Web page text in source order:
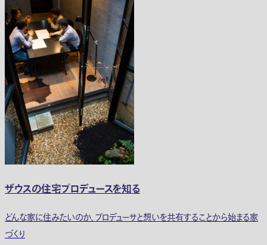
ザウスの住宅プロデュースを知る
どんな家に住みたいのか、プロデューサと想いを共有することから始まる家
づくり